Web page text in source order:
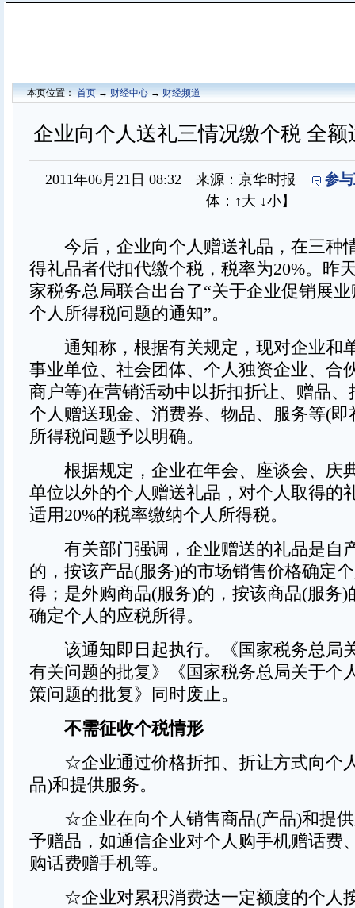
本页位置：首页→财经中心→财经频道
企业向个人送礼三情况缴个税 全额
2011年06月21日 08:32 来源：京华时报
参
体： ↑大 ↓小】
今后，企业向个人赠送礼品，在三种
得礼品者代扣代缴个税，税率为20%。昨
家税务总局联合出台了“关于企业促销展
个人所得税问题的通知”。
通知称，根据有关规定，现对企业和
事业单位、社会团体、个人独资企业、合
商户等)在营销活动中以折扣折让、赠品
个人赠送现金、消费券、物品、服务等(即
所得税问题予以明确。
根据规定，企业在年会、座谈会、庆
单位以外的个人赠送礼品，对个人取得的
适用20%的税率缴纳个人所得税。
有关部门强调，企业赠送的礼品是自
的，按该产品(服务)的市场销售价格确定
得；是外购商品(服务)的，按该商品(服务)
确定个人的应税所得。
该通知即日起执行。《国家税务总局
有关问题的批复》《国家税务总局关于个
策问题的批复》同时废止。
不需征收个税情形
☆企业通过价格折扣、折让方式向个
品)和提供服务。
☆企业在向个人销售商品(产品)和提供
予赠品，如通信企业对个人购手机赠话费
购话费赠手机等。
☆企业对累积消费达一定额度的个人